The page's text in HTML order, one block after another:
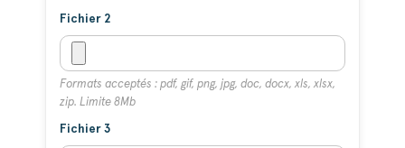
Fichier 2
Formats acceptés : pdf, gif, png, jpg, doc, docx, xls, xlsx,
zip. Limite 8Mb
Fichier 3